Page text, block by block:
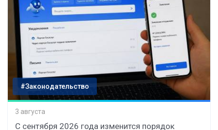
#Законодательство
3 августа
С сентября 2026 года изменится порядок